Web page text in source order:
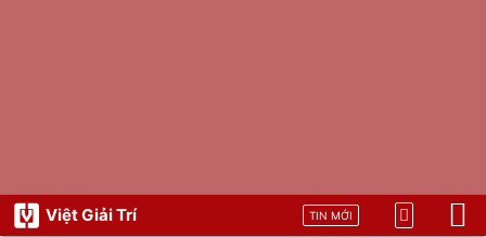
Việt Giải Trí TIN MỚI